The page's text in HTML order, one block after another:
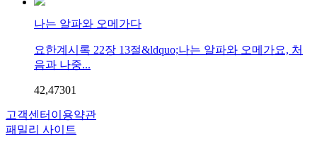
나는 알파와 오메가다
요한계시록 22장 13절&ldquo;나는 알파와 오메가요, 처
음과 나중...
42,47301
고객센터 이용약관
패밀리 사이트